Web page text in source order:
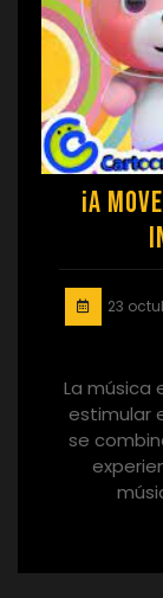
¡A
23
La música
estimular
se